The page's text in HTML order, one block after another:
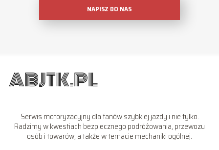
NAPISZ DO NAS
Serwis motoryzacyjny dla fanów szybkiej jazdy i nie tylko.
Radzimy w kwestiach bezpiecznego podróżowania, przewozu
osób i towarów, a także w temacie mechaniki ogólnej.